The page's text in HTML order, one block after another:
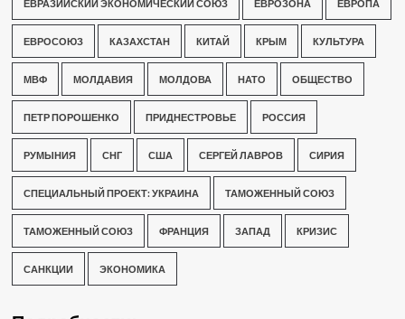
ЕВРАЗИЙСКИЙ ЭКОНОМИЧЕСКИЙ СОЮЗ ЕВРОЗОНА ЕВРОПА
ЕВРОСОЮЗ КАЗАХСТАН КИТАЙ КРЫМ КУЛЬТУРА
МВФ МОЛДАВИЯ МОЛДОВА НАТО ОБЩЕСТВО
ПЕТР ПОРОШЕНКО ПРИДНЕСТРОВЬЕ РОССИЯ
РУМЫНИЯ СНГ США СЕРГЕЙ ЛАВРОВ СИРИЯ
СПЕЦИАЛЬНЫЙ ПРОЕКТ: УКРАИНА ТАМОЖЕННЫЙ СОЮЗ
ТАМОЖЕННЫЙ СОЮЗ ФРАНЦИЯ ЗАПАД КРИЗИС
САНКЦИИ ЭКОНОМИКА